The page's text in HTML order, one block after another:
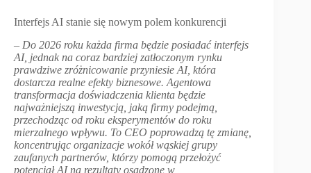
Interfejs AI stanie się nowym polem konkurencji
– Do 2026 roku każda firma będzie posiadać interfejs
AI, jednak na coraz bardziej zatłoczonym rynku
prawdziwe zróżnicowanie przyniesie AI, która
dostarcza realne efekty biznesowe. Agentowa
transformacja doświadczenia klienta będzie
najważniejszą inwestycją, jaką firmy podejmą,
przechodząc od roku eksperymentów do roku
mierzalnego wpływu. To CEO poprowadzą tę zmianę,
koncentrując organizacje wokół wąskiej grupy
zaufanych partnerów, którzy pomogą przełożyć
potencjał AI na rezultaty osadzone w